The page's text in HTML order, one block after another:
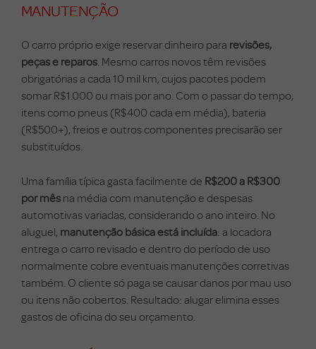
MANUTENÇÃO
O carro próprio exige reservar dinheiro para revisões,
peças e reparos . Mesmo carros novos têm revisões
obrigatórias a cada 10 mil km, cujos pacotes podem
somar R$1.000 ou mais por ano. Com o passar do tempo,
itens como pneus (R$400 cada em média), bateria
(R$500+), freios e outros componentes precisarão ser
substituídos.
Uma família típica gasta facilmente de R$200 a R$300
por mês na média com manutenção e despesas
automotivas variadas, considerando o ano inteiro. No
aluguel, manutenção básica está incluída: a locadora
entrega o carro revisado e dentro do período de uso
normalmente cobre eventuais manutenções corretivas
também. O cliente só paga se causar danos por mau uso
ou itens não cobertos. Resultado: alugar elimina esses
gastos de oficina do seu orçamento.